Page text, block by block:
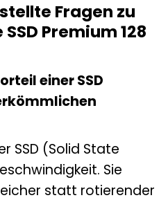
Fragen zu
Premium 128
einer SSD
SSD (Solid State
Sie
statt rotierender